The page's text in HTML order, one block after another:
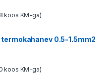
koos KM-ga)
0.5-1.5mm2
koos KM-ga)